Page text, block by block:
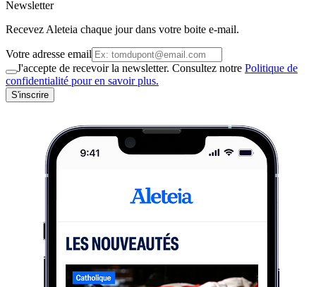
Newsletter
Recevez Aleteia chaque jour dans votre boite e-mail.
Votre adresse email
J'accepte de recevoir la newsletter. Consultez notre Politique de
confidentialité pour en savoir plus.
S'inscrire